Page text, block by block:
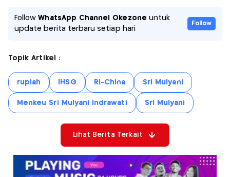
FollowWhatsApp Channel Okezone untuk
update berita terbaru setiap hari
Follow
Topik Artikel :
rupiah IHSG RI-China Sri Mulyani
Menkeu Sri Mulyani Indrawati Sri Mulyani
Lihat Berita Terkait